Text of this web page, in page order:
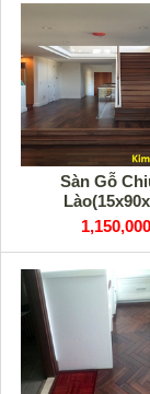
Sàn Gỗ